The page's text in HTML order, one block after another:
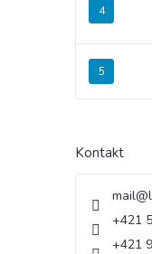
Kontakt
mail@
+421
+421